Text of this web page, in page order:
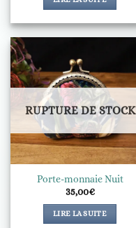
RUPTURE DE STOCK
Porte-monnaie Nuit
35,00€
LIRE LA SUITE